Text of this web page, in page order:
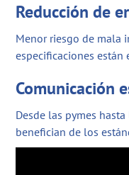
Reducción de
Menor riesgo de mala
especificaciones están
Comunicación
Desde las pymes
benefician de los